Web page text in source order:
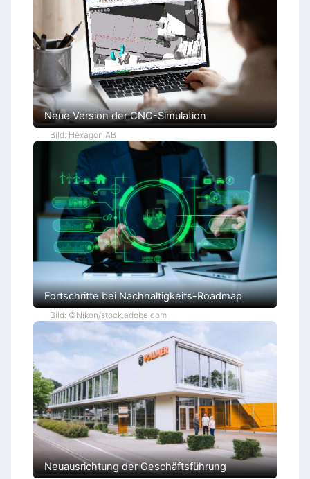
Neue Version der CNC-Simulation
Bild: Hexagon AB
Fortschritte bei Nachhaltigkeits-Roadmap
Bild: ©Nikon/stock.adobe.com
Neuausrichtung der Geschäftsführung